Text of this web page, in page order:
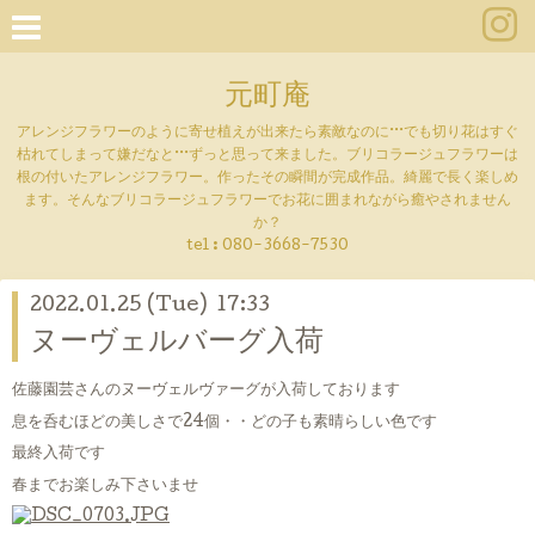
元町庵
アレンジフラワーのように寄せ植えが出来たら素敵なのに···でも切り花はすぐ
枯れてしまって嫌だなと···ずっと思って来ました。ブリコラージュフラワーは
根の付いたアレンジフラワー。作ったその瞬間が完成作品。綺麗で長く楽しめ
ます。そんなブリコラージュフラワーでお花に囲まれながら癒やされません
か？
tel : 080-3668-7530
2022.01.25 (Tue) 17:33
ヌーヴェルバーグ入荷
佐藤園芸さんのヌーヴェルヴァーグが入荷しております
息を呑むほどの美しさで24個・・どの子も素晴らしい色です
最終入荷です
春までお楽しみ下さいませ